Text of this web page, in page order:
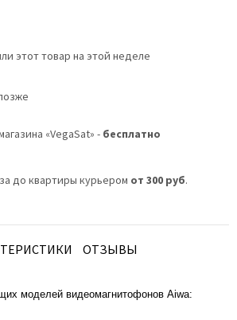
этот товар на этой неделе
«VegaSat» - бесплатно
до квартиры курьером от 300 руб.
ОТЗЫВЫ
моделей видеомагнитофонов Aiwa: